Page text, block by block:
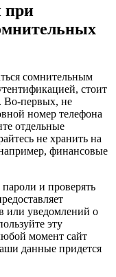
при
сомнительным
стоит
Во-первых, не
номер телефона
отдельные
не хранить на
финансовые
и проверять
или уведомлений о
эту
момент сайт
данные придется